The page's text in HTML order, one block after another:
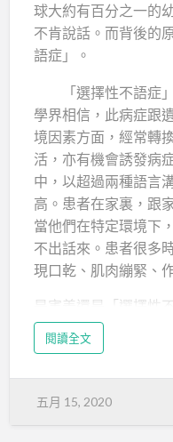
球大約有百分之一的
不肯說話。而背後的
語症」。
「選擇性不語症」
學界相信，此病症跟
境因素方面，經常轉
活，亦有機會誘發病
中，以超過兩種語言
高。患者在家裏，跟
當他們在特定環境下
不出話來。患者很多
現口乾、肌肉繃緊、
是害羞還是「選擇性
小朋友在學期初，
話，這個很普遍。但
切勿掉以輕心。若確
閱讀全文
五月 15, 2020